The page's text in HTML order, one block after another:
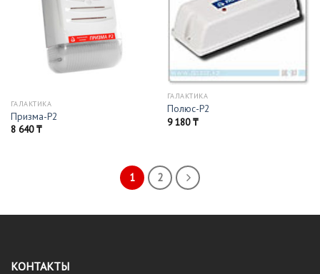
ГАЛАКТИКА
Призма-Р2
8 640₸
ГАЛАКТИКА
Полюс-Р2
9 180₸
1 2
КОНТАКТЫ